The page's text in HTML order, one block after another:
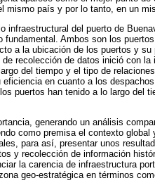
mismo país y por lo tanto, en un
infraestructural del puerto de
Ambos son los
a la ubicación de los puertos y
recolección de datos inició con la
del tiempo y el tipo de
en cuanto a los
puertos han tenido a lo largo del
generando un análisis
como premisa el contexto global
para así, presentar unos
y recolección de información
la carencia de infraestructura
geo-estratégica en términos